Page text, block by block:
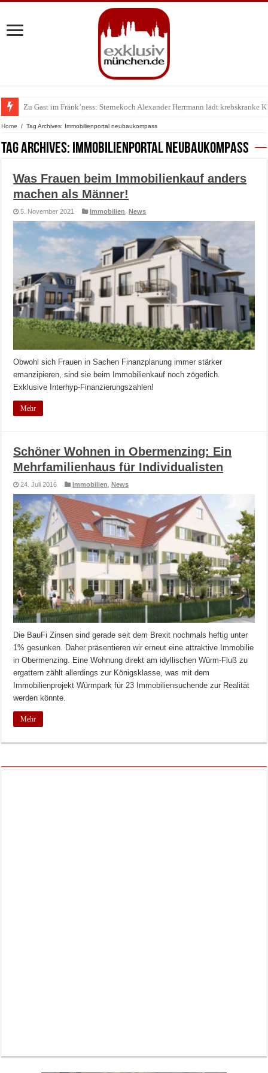
Zu Gast im Fränk’ness: Sternekoch Alexander Herrmann lädt krebskranke
Warum München gerade zum Treffpunkt der Lingerie-Branche wurde
Home / Tag Archives: Immobilienportal neubaukompass
Tag Archives: Immobilienportal neubaukompass
Was Frauen beim Immobilienkauf anders
machen als Männer!
5. November 2021 Immobilien ,News
Obwohl sich Frauen in Sachen Finanzplanung immer stärker
emanzipieren, sind sie beim Immobilienkauf noch zögerlich.
Exklusive Interhyp-Finanzierungszahlen!
Mehr
Schöner Wohnen in Obermenzing: Ein
Mehrfamilienhaus für Individualisten
24. Juli 2016 Immobilien ,News
Die BauFi Zinsen sind gerade seit dem Brexit nochmals heftig unter
1% gesunken. Daher präsentieren wir erneut eine attraktive Immobilie
in Obermenzing. Eine Wohnung direkt am idyllischen Würm-Fluß zu
ergattern zählt allerdings zur Königsklasse, was mit dem
Immobilienprojekt Würmpark für 23 Immobiliensuchende zur Realität
werden könnte.
Mehr